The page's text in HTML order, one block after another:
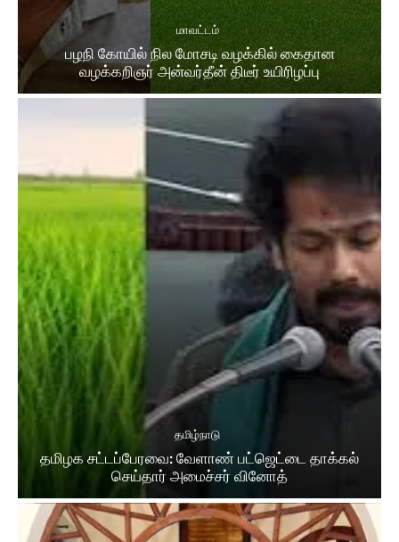
மாவட்டம்
பழநி கோயில் நில மோசடி வழக்கில் கைதான
வழக்கறிஞர் அன்வர்தீன் திடீர் உயிரிழப்பு
தமிழ்நாடு
தமிழக சட்​டப்​பேர​வை: வேளாண் பட்​ஜெட்டை தாக்கல்
செய்தார் அமைச்சர் வினோத்